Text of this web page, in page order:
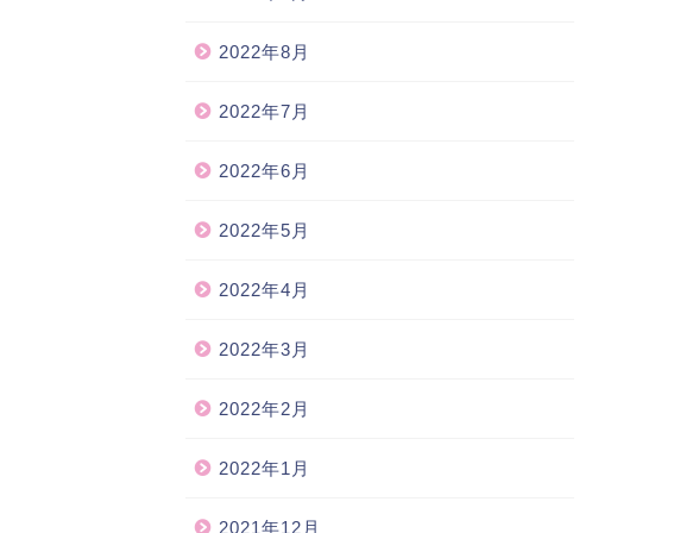
2022年8月
2022年7月
2022年6月
2022年5月
2022年4月
2022年3月
2022年2月
2022年1月
2021年12月